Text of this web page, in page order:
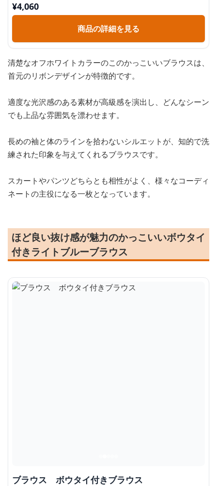
¥4,060
商品の詳細を見る
清楚なオフホワイトカラーのこのかっこいいブラウスは、
首元のリボンデザインが特徴的です。
適度な光沢感のある素材が高級感を演出し、どんなシーン
でも上品な雰囲気を漂わせます。
長めの袖と体のラインを拾わないシルエットが、知的で洗
練された印象を与えてくれるブラウスです。
スカートやパンツどちらとも相性がよく、様々なコーディ
ネートの主役になる一枚となっています。
ほど良い抜け感が魅力のかっこいいボウタイ
付きライトブルーブラウス
ブラウス ボウタイ付きブラウス